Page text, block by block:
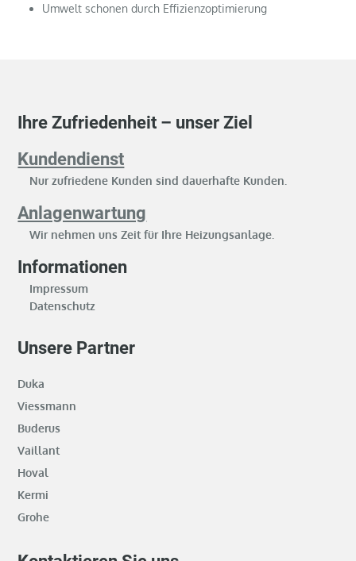
Umwelt schonen durch Effizienzoptimierung
Ihre Zufriedenheit – unser Ziel
Kundendienst
Nur zufriedene Kunden sind dauerhafte Kunden.
Anlagenwartung
Wir nehmen uns Zeit für Ihre Heizungsanlage.
Informationen
Impressum
Datenschutz
Unsere Partner
Duka
Viessmann
Buderus
Vaillant
Hoval
Kermi
Grohe